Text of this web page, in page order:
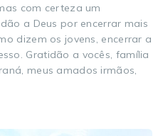
com certeza um
a Deus por encerrar mais
dizem os jovens, encerrar a
Gratidão a vocês, família
meus amados irmãos,